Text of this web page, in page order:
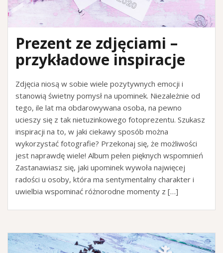
Prezent ze zdjęciami –
przykładowe inspiracje
Zdjęcia niosą w sobie wiele pozytywnych emocji i
stanowią świetny pomysł na upominek. Niezależnie od
tego, ile lat ma obdarowywana osoba, na pewno
ucieszy się z tak nietuzinkowego fotoprezentu. Szukasz
inspiracji na to, w jaki ciekawy sposób można
wykorzystać fotografie? Przekonaj się, że możliwości
jest naprawdę wiele! Album pełen pięknych wspomnień
Zastanawiasz się, jaki upominek wywoła najwięcej
radości u osoby, która ma sentymentalny charakter i
uwielbia wspominać różnorodne momenty z […]